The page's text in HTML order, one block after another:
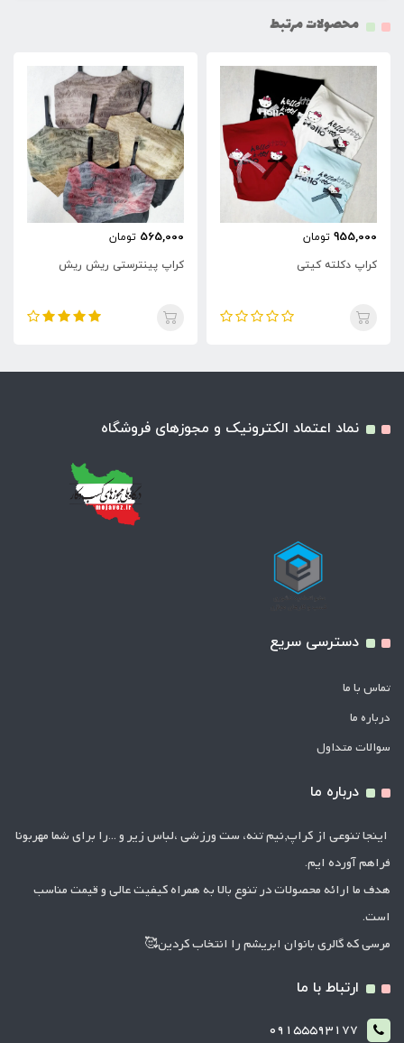
محصولات مرتبط
955,000 تومان
کراپ دکلته کیتی
565,000 تومان
کراپ پینترستی ریش ریش
نماد اعتماد الکترونیک و مجوزهای فروشگاه
دسترسی سریع
تماس با ما
درباره ما
سوالات متداول
درباره ما
اینجا تنوعی از کراپ,نیم تنه، ست ورزشی ،لباس زیر و ...را برای شما مهربونا
فراهم آورده ایم.
هدف ما ارائه محصولات در تنوع بالا به همراه کیفیت عالی و قیمت مناسب
است.
مرسی که گالری بانوان ابریشم را انتخاب کردین🥰
ارتباط با ما
09155593177